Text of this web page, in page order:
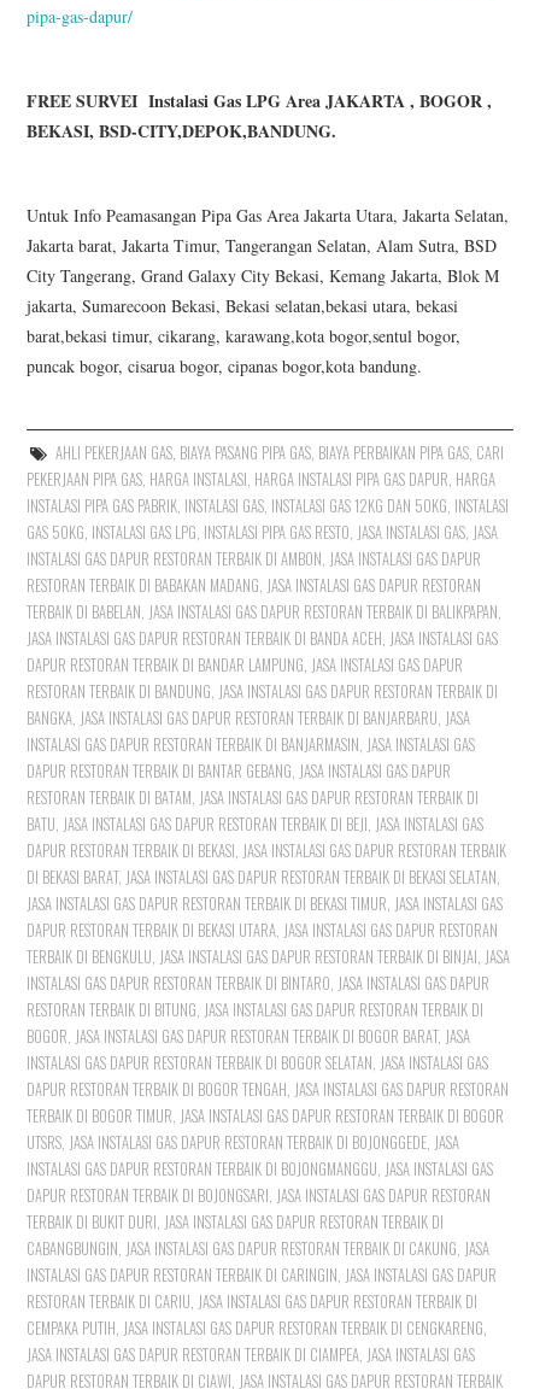
pipa-gas-dapur/
FREE SURVEI Instalasi Gas LPG Area JAKARTA , BOGOR ,
BEKASI, BSD-CITY,DEPOK,BANDUNG.
Untuk Info Peamasangan Pipa Gas Area Jakarta Utara, Jakarta Selatan,
Jakarta barat, Jakarta Timur, Tangerangan Selatan, Alam Sutra, BSD
City Tangerang, Grand Galaxy City Bekasi, Kemang Jakarta, Blok M
jakarta, Sumarecoon Bekasi, Bekasi selatan,bekasi utara, bekasi
barat,bekasi timur, cikarang, karawang,kota bogor,sentul bogor,
puncak bogor, cisarua bogor, cipanas bogor,kota bandung.
AHLI PEKERJAAN GAS, BIAYA PASANG PIPA GAS, BIAYA PERBAIKAN PIPA GAS, CARI
PEKERJAAN PIPA GAS HARGA INSTALASI HARGA INSTALASI PIPA GAS DAPUR HARGA
INSTALASI PIPA GAS PABRIK INSTALASI GAS INSTALASI GAS 12KG DAN 50KG INSTALASI
GAS 50KG INSTALASI GAS LPG INSTALASI PIPA GAS RESTO JASA INSTALASI GAS JASA
INSTALASI GAS DAPUR RESTORAN TERBAIK DI AMBON JASA INSTALASI GAS DAPUR
RESTORAN TERBAIK DI BABAKAN MADANG JASA INSTALASI GAS DAPUR RESTORAN
TERBAIK DI BABELAN JASA INSTALASI GAS DAPUR RESTORAN TERBAIK DI BALIKPAPAN
JASA INSTALASI GAS DAPUR RESTORAN TERBAIK DI BANDA ACEH JASA INSTALASI GAS
DAPUR RESTORAN TERBAIK DI BANDAR LAMPUNG JASA INSTALASI GAS DAPUR
RESTORAN TERBAIK DI BANDUNG JASA INSTALASI GAS DAPUR RESTORAN TERBAIK DI
BANGKA JASA INSTALASI GAS DAPUR RESTORAN TERBAIK DI BANJARBARU JASA
INSTALASI GAS DAPUR RESTORAN TERBAIK DI BANJARMASIN JASA INSTALASI GAS
DAPUR RESTORAN TERBAIK DI BANTAR GEBANG JASA INSTALASI GAS DAPUR
RESTORAN TERBAIK DI BATAM JASA INSTALASI GAS DAPUR RESTORAN TERBAIK DI
BATU JASA INSTALASI GAS DAPUR RESTORAN TERBAIK DI BEJI JASA INSTALASI GAS
DAPUR RESTORAN TERBAIK DI BEKASI JASA INSTALASI GAS DAPUR RESTORAN TERBAIK
DI BEKASI BARAT, JASA INSTALASI GAS DAPUR RESTORAN TERBAIK DI BEKASI SELATAN
JASA INSTALASI GAS DAPUR RESTORAN TERBAIK DI BEKASI TIMUR JASA INSTALASI GAS
DAPUR RESTORAN TERBAIK DI BEKASI UTARA JASA INSTALASI GAS DAPUR RESTORAN
TERBAIK DI BENGKULU JASA INSTALASI GAS DAPUR RESTORAN TERBAIK DI BINJAI JASA
INSTALASI GAS DAPUR RESTORAN TERBAIK DI BINTARO JASA INSTALASI GAS DAPUR
RESTORAN TERBAIK DI BITUNG JASA INSTALASI GAS DAPUR RESTORAN TERBAIK DI
BOGOR JASA INSTALASI GAS DAPUR RESTORAN TERBAIK DI BOGOR BARAT, JASA
INSTALASI GAS DAPUR RESTORAN TERBAIK DI BOGOR SELATAN JASA INSTALASI GAS
DAPUR RESTORAN TERBAIK DI BOGOR TENGAH JASA INSTALASI GAS DAPUR RESTORAN
TERBAIK DI BOGOR TIMUR JASA INSTALASI GAS DAPUR RESTORAN TERBAIK DI BOGOR
UTSRS JASA INSTALASI GAS DAPUR RESTORAN TERBAIK DI BOJONGGEDE JASA
INSTALASI GAS DAPUR RESTORAN TERBAIK DI BOJONGMANGGU JASA INSTALASI GAS
DAPUR RESTORAN TERBAIK DI BOJONGSARI JASA INSTALASI GAS DAPUR RESTORAN
TERBAIK DI BUKIT DURI JASA INSTALASI GAS DAPUR RESTORAN TERBAIK DI
CABANGBUNGIN JASA INSTALASI GAS DAPUR RESTORAN TERBAIK DI CAKUNG JASA
INSTALASI GAS DAPUR RESTORAN TERBAIK DI CARINGIN JASA INSTALASI GAS DAPUR
RESTORAN TERBAIK DI CARIU JASA INSTALASI GAS DAPUR RESTORAN TERBAIK DI
CEMPAKA PUTIH JASA INSTALASI GAS DAPUR RESTORAN TERBAIK DI CENGKARENG
JASA INSTALASI GAS DAPUR RESTORAN TERBAIK DI CIAMPEA JASA INSTALASI GAS
DAPUR RESTORAN TERBAIK DI CIAWI JASA INSTALASI GAS DAPUR RESTORAN TERBAIK